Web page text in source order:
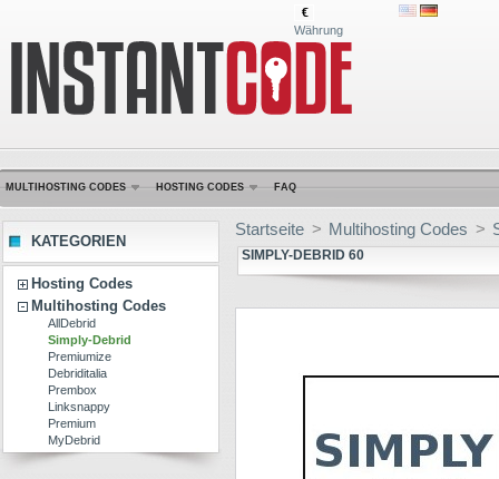
€
Währung
MULTIHOSTING CODES HOSTING CODES FAQ
KATEGORIEN
Hosting Codes
Multihosting Codes
AllDebrid
Simply-Debrid
Premiumize
Debriditalia
Prembox
Linksnappy
Premium
MyDebrid
Startseite > Multihosting Codes >
SIMPLY-DEBRID 60